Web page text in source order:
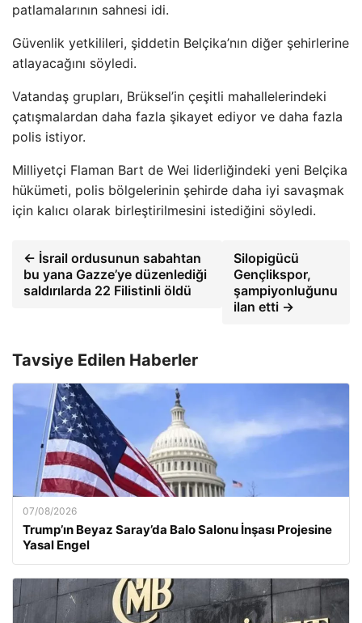
patlamalarının sahnesi idi.
Güvenlik yetkilileri, şiddetin Belçika’nın diğer şehirlerine
atlayacağını söyledi.
Vatandaş grupları, Brüksel’in çeşitli mahallelerindeki
çatışmalardan daha fazla şikayet ediyor ve daha fazla
polis istiyor.
Milliyetçi Flaman Bart de Wei liderliğindeki yeni Belçika
hükümeti, polis bölgelerinin şehirde daha iyi savaşmak
için kalıcı olarak birleştirilmesini istediğini söyledi.
← İsrail ordusunun sabahtan
bu yana Gazze’ye düzenlediği
saldırılarda 22 Filistinli öldü
Silopigücü
Gençlikspor,
şampiyonluğunu
ilan etti →
Tavsiye Edilen Haberler
07/08/2026
Trump’ın Beyaz Saray’da Balo Salonu İnşası Projesine
Yasal Engel